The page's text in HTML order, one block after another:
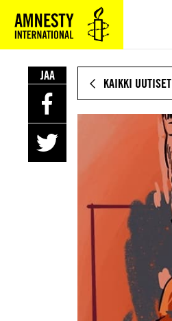
VARSINAISEEN
SISÄLTÖÖN
KAIKKI UUTISET
JAA